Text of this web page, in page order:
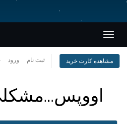
تغییر
ورود ثبت نام مشاهده کارت خرید